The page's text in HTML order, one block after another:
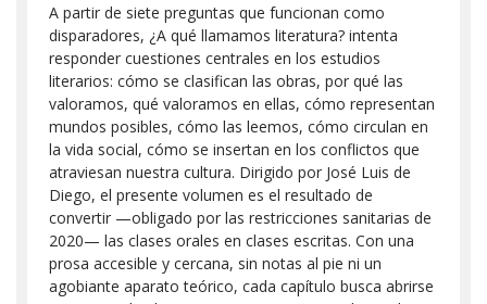
A partir de siete preguntas que funcionan como
disparadores, ¿A qué llamamos literatura? intenta
responder cuestiones centrales en los estudios
literarios: cómo se clasifican las obras, por qué las
valoramos, qué valoramos en ellas, cómo representan
mundos posibles, cómo las leemos, cómo circulan en
la vida social, cómo se insertan en los conflictos que
atraviesan nuestra cultura. Dirigido por José Luis de
Diego, el presente volumen es el resultado de
convertir —obligado por las restricciones sanitarias de
2020— las clases orales en clases escritas. Con una
prosa accesible y cercana, sin notas al pie ni un
agobiante aparato teórico, cada capítulo busca abrirse